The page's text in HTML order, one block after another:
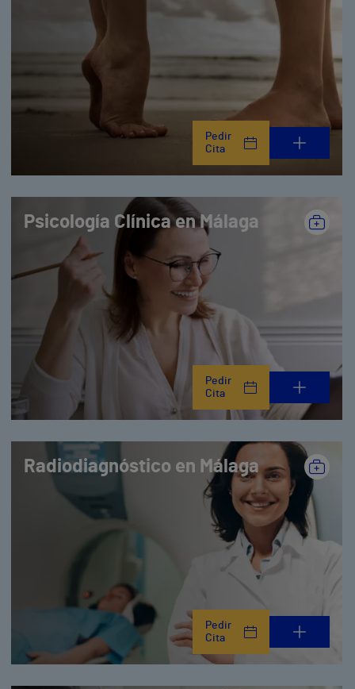
Pedir
Cita
Psicología Clínica en Málaga
Pedir
Cita
Radiodiagnóstico en Málaga
Pedir
Cita